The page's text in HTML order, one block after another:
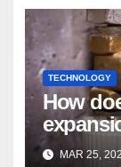
TECHNOLOGY
How
in MAR 25,